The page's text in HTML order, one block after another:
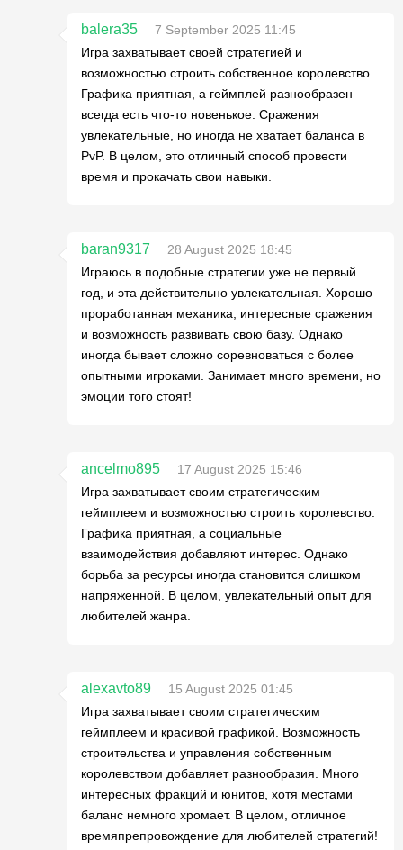
balera35
7 September 2025 11:45
Игра захватывает своей стратегией и
возможностью строить собственное королевство.
Графика приятная, а геймплей разнообразен —
всегда есть что-то новенькое. Сражения
увлекательные, но иногда не хватает баланса в
PvP. В целом, это отличный способ провести
время и прокачать свои навыки.
baran9317
28 August 2025 18:45
Играюсь в подобные стратегии уже не первый
год, и эта действительно увлекательная. Хорошо
проработанная механика, интересные сражения
и возможность развивать свою базу. Однако
иногда бывает сложно соревноваться с более
опытными игроками. Занимает много времени, но
эмоции того стоят!
ancelmo895
17 August 2025 15:46
Игра захватывает своим стратегическим
геймплеем и возможностью строить королевство.
Графика приятная, а социальные
взаимодействия добавляют интерес. Однако
борьба за ресурсы иногда становится слишком
напряженной. В целом, увлекательный опыт для
любителей жанра.
alexavto89
15 August 2025 01:45
Игра захватывает своим стратегическим
геймплеем и красивой графикой. Возможность
строительства и управления собственным
королевством добавляет разнообразия. Много
интересных фракций и юнитов, хотя местами
баланс немного хромает. В целом, отличное
времяпрепровождение для любителей стратегий!